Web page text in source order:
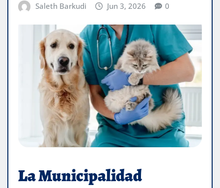
Saleth Barkudi Jun 3, 2026 0
La Municipalidad